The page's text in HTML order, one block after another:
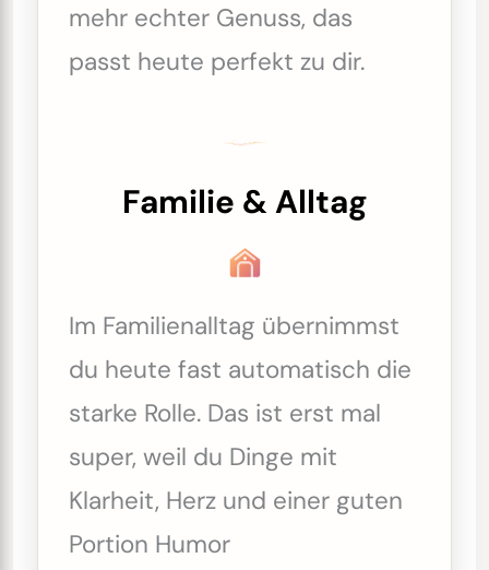
mehr echter Genuss, das
passt heute perfekt zu dir.
Familie & Alltag
Im Familienalltag übernimmst
du heute fast automatisch die
starke Rolle. Das ist erst mal
super, weil du Dinge mit
Klarheit, Herz und einer guten
Portion Humor